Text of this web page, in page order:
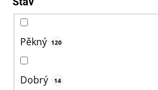
Pěkný 120
Dobrý 14